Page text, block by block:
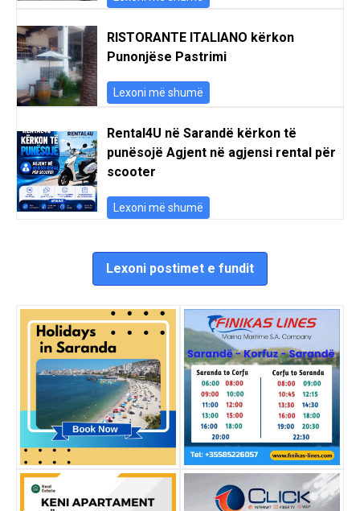
RISTORANTE ITALIANO kërkon
Punonjëse Pastrimi
Lexoni më shumë
Rental4U në Sarandë kërkon të
punësojë Agjent në agjensi rental për
scooter
Lexoni më shumë
Lexoni postimet e fundit